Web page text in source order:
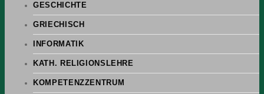
GESCHICHTE
GRIECHISCH
INFORMATIK
KATH. RELIGIONSLEHRE
KOMPETENZZENTRUM